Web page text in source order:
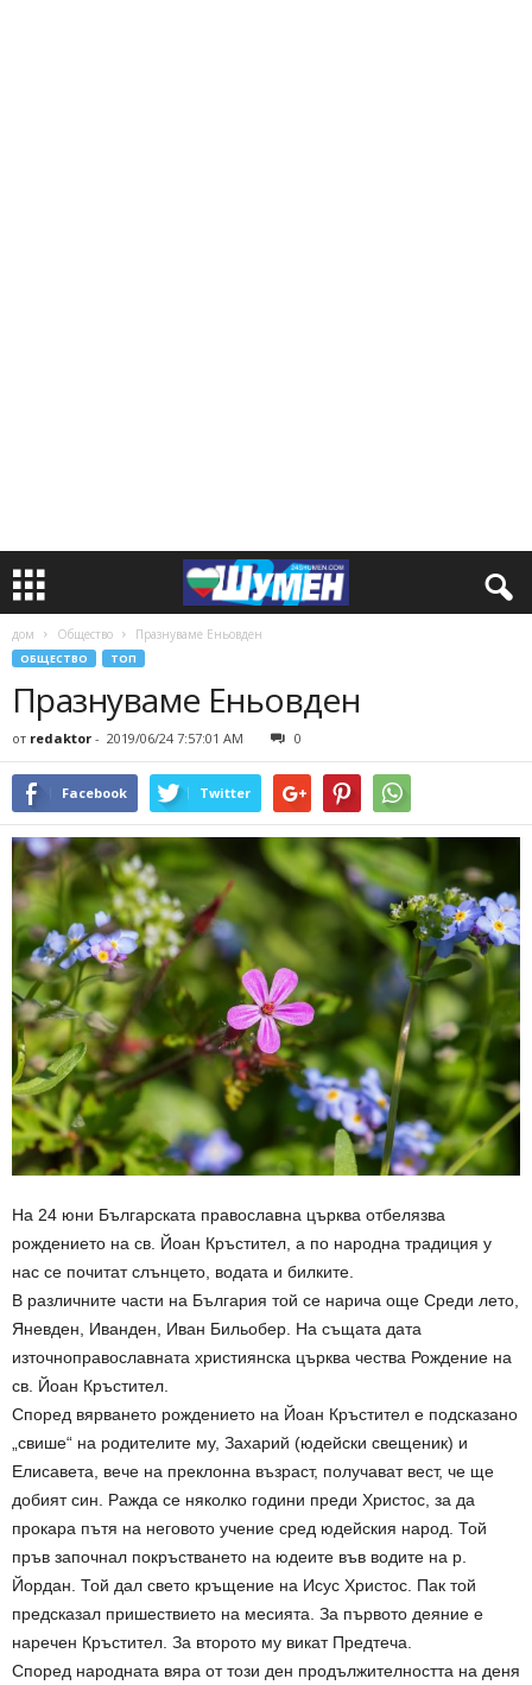
дом Общество Празнуваме Еньовден
ОБЩЕСТВО ТОП
Празнуваме Еньовден
от redaktor - 2019/06/24 7:57:01 AM 0
Facebook Twitter
На 24 юни Българската православна църква отбелязва
рождението на св. Йоан Кръстител, а по народна традиция у
нас се почитат слънцето, водата и билките.
В различните части на България той се нарича още Среди лето,
Яневден, Иванден, Иван Бильобер. На същата дата
източноправославната християнска църква чества Рождение на
св. Йоан Кръстител.
Според вярването рождението на Йоан Кръстител е подсказано
„свише“ на родителите му, Захарий (юдейски свещеник) и
Елисавета, вече на преклонна възраст, получават вест, че ще
добият син. Ражда се няколко години преди Христос, за да
прокара пътя на неговото учение сред юдейския народ. Той
пръв започнал покръстването на юдеите във водите на р.
Йордан. Той дал свето кръщение на Исус Христос. Пак той
предсказал пришествието на месията. За първото деяние е
наречен Кръстител. За второто му викат Предтеча.
Според народната вяра от този ден продължителността на деня